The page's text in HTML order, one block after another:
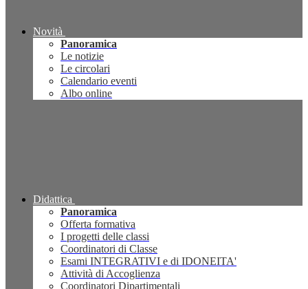
Novità
Panoramica
Le notizie
Le circolari
Calendario eventi
Albo online
Didattica
Panoramica
Offerta formativa
I progetti delle classi
Coordinatori di Classe
Esami INTEGRATIVI e di IDONEITA'
Attività di Accoglienza
Coordinatori Dipartimentali